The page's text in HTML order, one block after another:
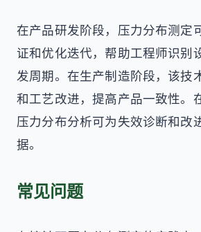
在产品研发阶段，压力分布测定
证和优化迭代，帮助工程师识别
发周期。在生产制造阶段，该技
和工艺改进，提高产品一致性。
压力分布分析可为失效诊断和改
据。
常见问题